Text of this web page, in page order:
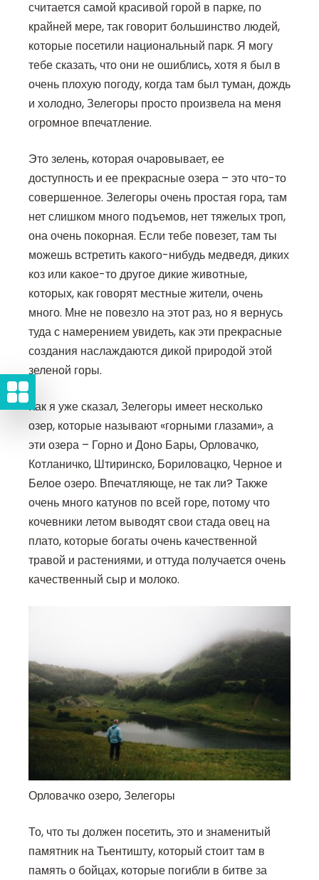
считается самой красивой горой в парке, по
крайней мере, так говорит большинство людей,
которые посетили национальный парк. Я могу
тебе сказать, что они не ошиблись, хотя я был в
очень плохую погоду, когда там был туман, дождь
и холодно, Зелегоры просто произвела на меня
огромное впечатление.
Это зелень, которая очаровывает, ее
доступность и ее прекрасные озера – это что-то
совершенное. Зелегоры очень простая гора, там
нет слишком много подъемов, нет тяжелых троп,
она очень покорная. Если тебе повезет, там ты
можешь встретить какого-нибудь медведя, диких
коз или какое-то другое дикие животные,
которых, как говорят местные жители, очень
много. Мне не повезло на этот раз, но я вернусь
туда с намерением увидеть, как эти прекрасные
создания наслаждаются дикой природой этой
зеленой горы.
Как я уже сказал, Зелегоры имеет несколько
озер, которые называют «горными глазами», а
эти озера – Горно и Доно Бары, Орловачко,
Котланичко, Штиринско, Бориловацко, Черное и
Белое озеро. Впечатляюще, не так ли? Также
очень много катунов по всей горе, потому что
кочевники летом выводят свои стада овец на
плато, которые богаты очень качественной
травой и растениями, и оттуда получается очень
качественный сыр и молоко.
Орловачко озеро, Зелегоры
То, что ты должен посетить, это и знаменитый
памятник на Тьентишту, который стоит там в
память о бойцах, которые погибли в битве за